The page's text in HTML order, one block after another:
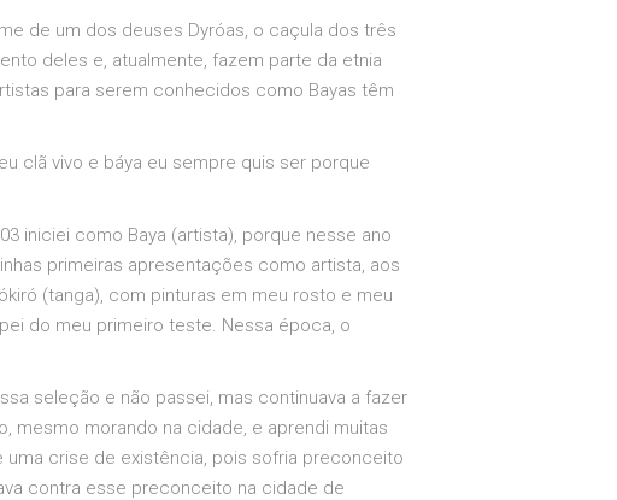
de um dos deuses Dyróas, o caçula dos três
deles e, atualmente, fazem parte da etnia
para serem conhecidos como Bayas têm
clã vivo e báya eu sempre quis ser porque
iniciei como Baya (artista), porque nesse ano
primeiras apresentações como artista, aos
(tanga), com pinturas em meu rosto e meu
do meu primeiro teste. Nessa época, o
seleção e não passei, mas continuava a fazer
mesmo morando na cidade, e aprendi muitas
crise de existência, pois sofria preconceito
contra esse preconceito na cidade de